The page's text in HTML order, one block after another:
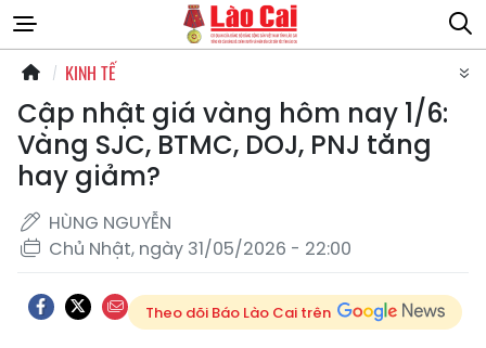
KINH TẾ
Cập nhật giá vàng hôm nay 1/6:
Vàng SJC, BTMC, DOJ, PNJ tăng
hay giảm?
HÙNG NGUYỄN
Chủ Nhật, ngày 31/05/2026 - 22:00
Theo dõi Báo Lào Cai trên